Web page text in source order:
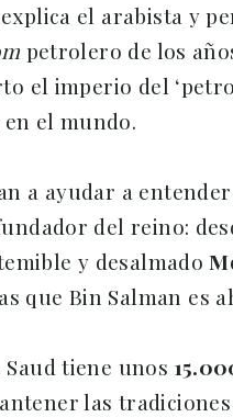
el arabista y
petrolero de los
el imperio del
el mundo.
a ayudar a
del reino:
y desalmado
que Bin Salman
tiene unos
las